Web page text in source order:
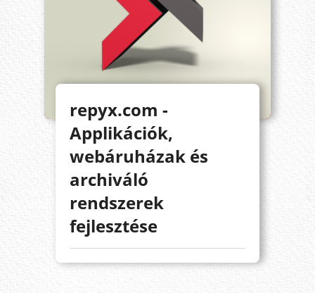
repyx.com -
Applikációk,
webáruházak és
archiváló
rendszerek
fejlesztése